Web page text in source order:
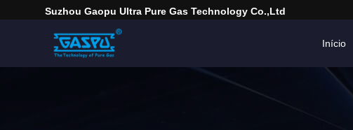
Suzhou Gaopu Ultra Pure Gas Technology Co.,Ltd
Início